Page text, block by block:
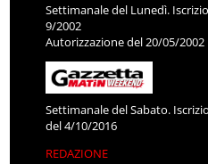
Settimanale del Lunedì.
9/2002
Autorizzazione del 20/05/2002
Settimanale del Sabato.
del 4/10/2016
REDAZIONE